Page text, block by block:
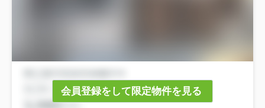
会員登録をして限定物件を見る